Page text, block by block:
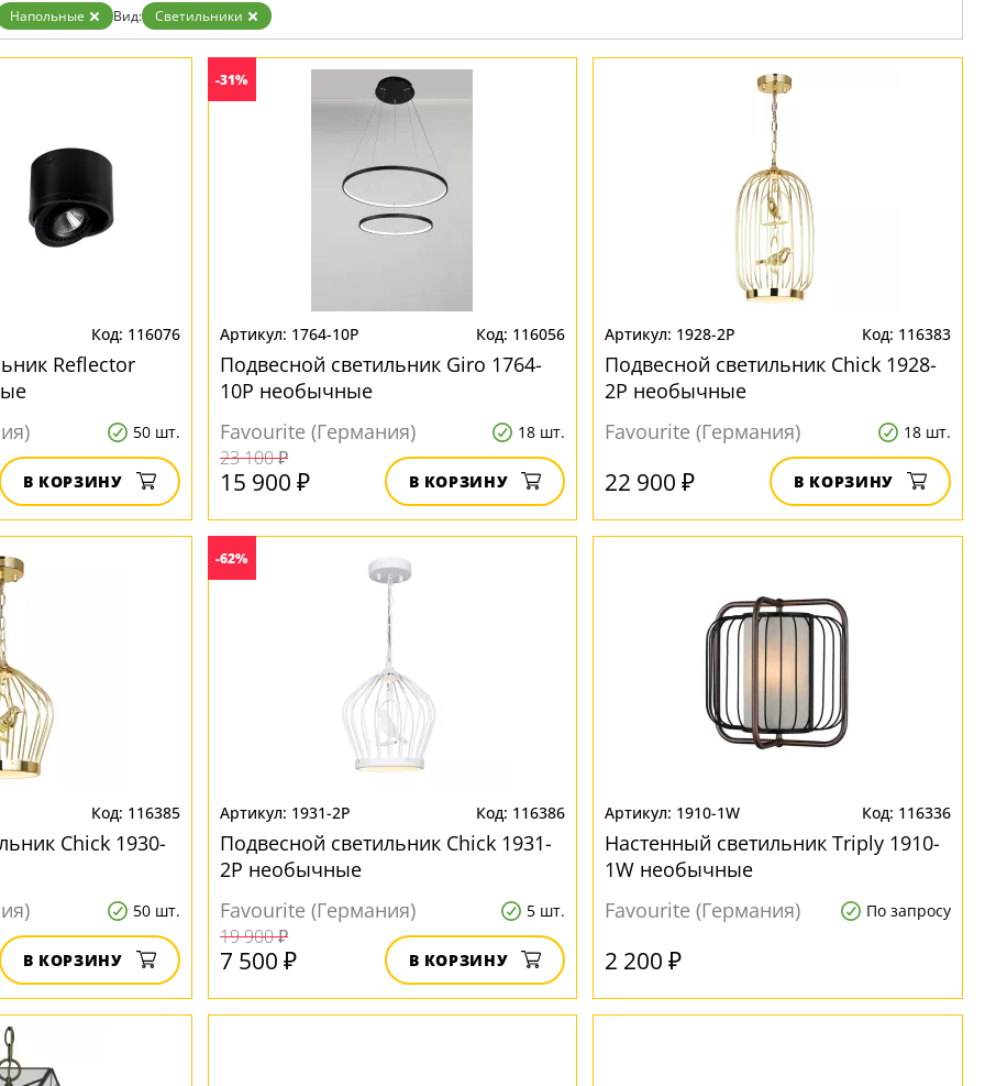
Бронза
Золото
Прозрачные
Напольные Вид: Светильники
116076
Reflector
50 шт.
В КОРЗИНУ
-31%
1764-10P 116056
Подвесной светильник Giro 1764-
10P необычные
Favourite (Германия)
18 шт.
23 100 ₽
15 900 ₽ В КОРЗИНУ
1928-2P 116383
Подвесной светильник Chick 1928-
2P необычные
Favourite (Германия)
18 шт.
22 900 ₽ В КОРЗИНУ
116385
Chick 1930-
50 шт.
В КОРЗИНУ
-62%
1931-2P 116386
Подвесной светильник Chick 1931-
2P необычные
Favourite (Германия)
5 шт.
19 900 ₽
7 500 ₽ В КОРЗИНУ
1910-1W 116336
Настенный светильник Triply 1910-
1W необычные
Favourite (Германия)
По запросу
2 200 ₽